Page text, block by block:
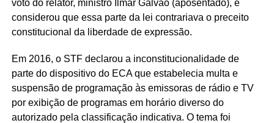
voto do relator, ministro Ilmar Galvão (aposentado), e
considerou que essa parte da lei contrariava o preceito
constitucional da liberdade de expressão.
Em 2016, o STF declarou a inconstitucionalidade de
parte do dispositivo do ECA que estabelecia multa e
suspensão de programação às emissoras de rádio e TV
por exibição de programas em horário diverso do
autorizado pela classificação indicativa. O tema foi